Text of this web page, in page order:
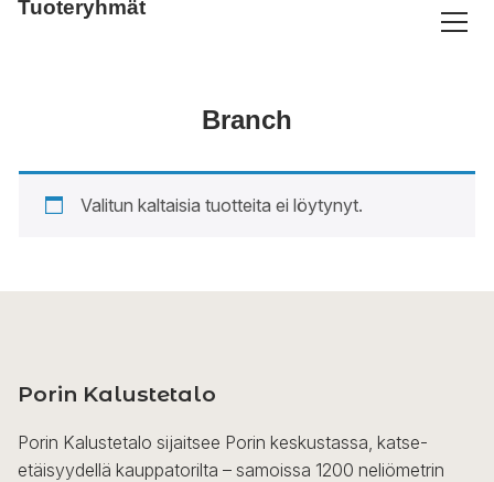
Tuoteryhmät
Branch
Valitun kaltaisia tuotteita ei löytynyt.
Porin Kalustetalo
Porin Kalustetalo sijaitsee Porin keskustassa, katse-
etäisyydellä kauppatorilta – samoissa 1200 neliömetrin